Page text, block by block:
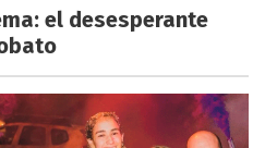
el desesperante